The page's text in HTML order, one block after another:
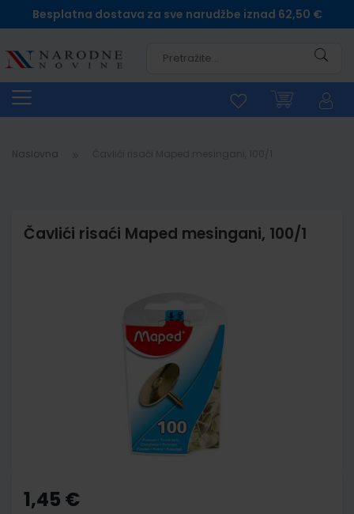
Besplatna dostava za sve narudžbe iznad 62,50 €
Naslovna
Čavlići risaći Maped mesingani, 100/1
the
beginning
1,45 €